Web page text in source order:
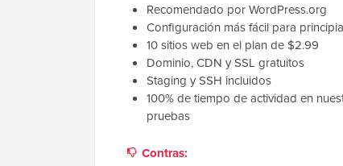
Recomendado por WordPress.org
Configuración más fácil para
10 sitios web en el plan de $2.99
Dominio, CDN y SSL gratuitos
Staging y SSH incluidos
100% de tiempo de actividad en
pruebas
Contras: